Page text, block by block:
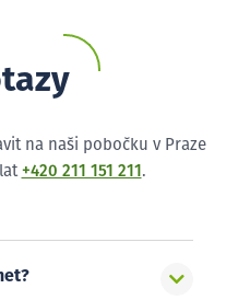
na naši pobočku v Praze
+420 211 151 211 .